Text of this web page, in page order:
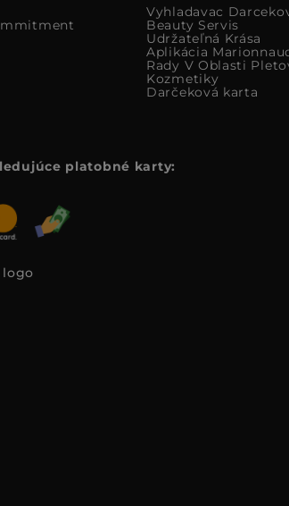
Vyhladavac
Beauty Servis
Udržateľná Krása
Aplikácia
Rady V Oblasti
Kozmetiky
Darčeková karta
platobné karty: